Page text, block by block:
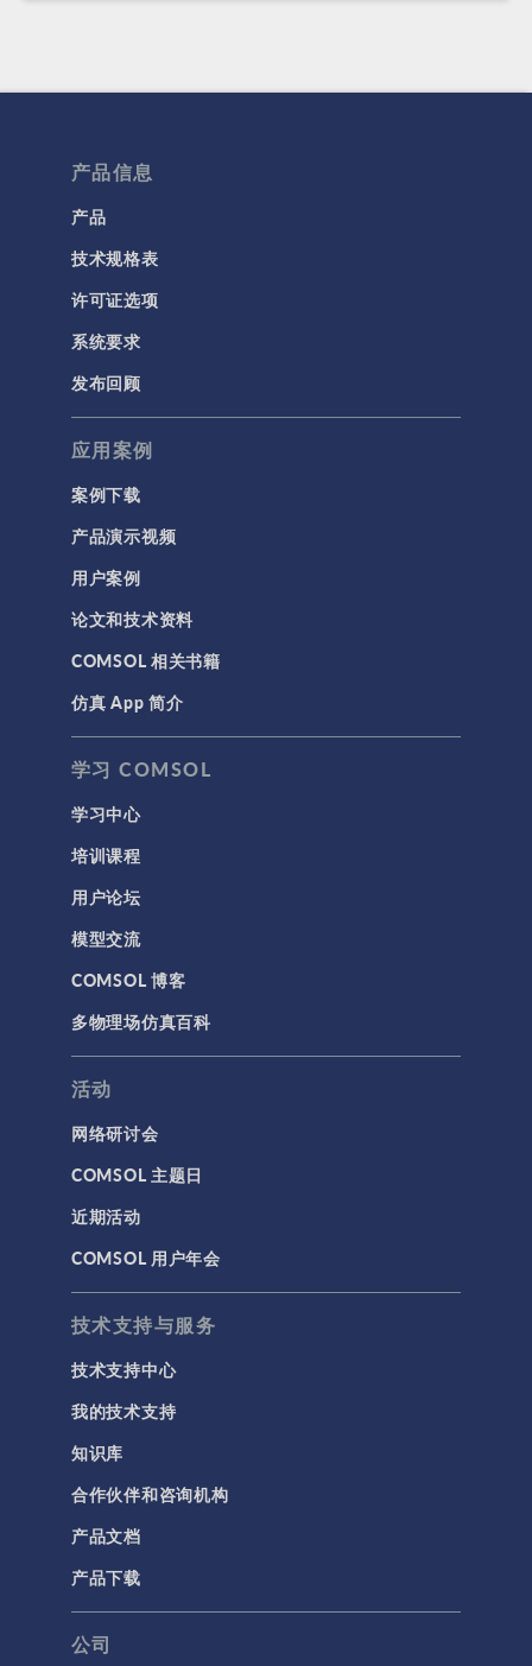
产品信息
产品
技术规格表
许可证选项
系统要求
发布回顾
应用案例
案例下载
产品演示视频
用户案例
论文和技术资料
COMSOL 相关书籍
仿真 App 简介
学习 COMSOL
学习中心
培训课程
用户论坛
模型交流
COMSOL 博客
多物理场仿真百科
活动
网络研讨会
COMSOL 主题日
近期活动
COMSOL 用户年会
技术支持与服务
技术支持中心
我的技术支持
知识库
合作伙伴和咨询机构
产品文档
产品下载
公司